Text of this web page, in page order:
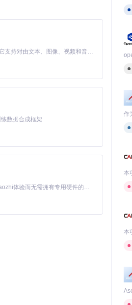
MiniMax H3 是一个通用的全模态生成系统。它支持对由文本、图像、视频和音频组成的多模态上下文进行统一理解，并能生成分辨率高达 2K、时长可达 15 秒的带原生立体声音频的视频。得益于面向任务泛化的系统设计，H3 在预训练阶段就已具备广泛的多模态上下文理解与生成能力，能够出色地执行复杂的多模态指令。
数据合成框架
基于Python的Xiaozhi AI，适用于想要完整Xiaozhi体验而无需拥有专用硬件的用户。